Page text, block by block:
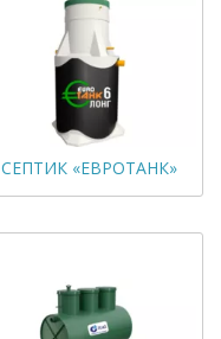
СЕПТИК «ЕВРОТАНК»